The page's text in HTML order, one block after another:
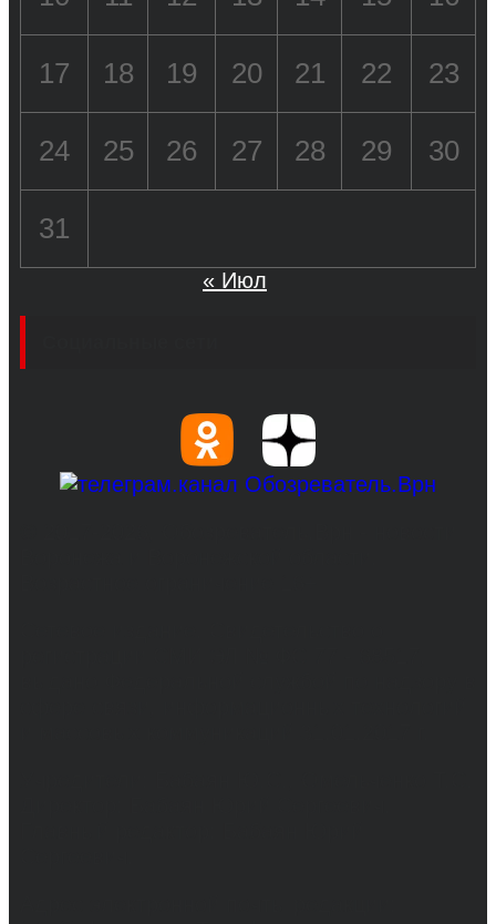
17 18 19 20 21 22 23
24 25 26 27 28 29 30
31
« Июл